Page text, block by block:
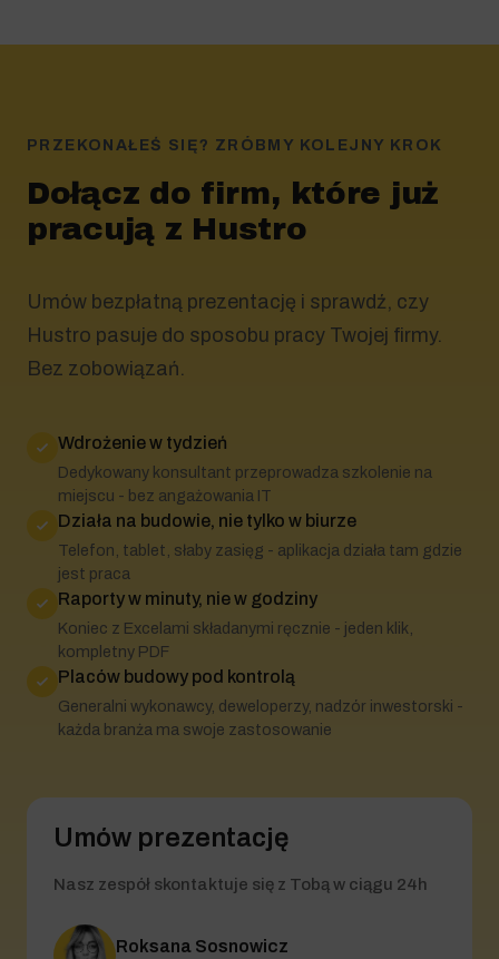
PRZEKONAŁEŚ SIĘ? ZRÓBMY KOLEJNY KROK
Dołącz do firm, które już
pracują z Hustro
Umów bezpłatną prezentację i sprawdź, czy
Hustro pasuje do sposobu pracy Twojej firmy.
Bez zobowiązań.
Wdrożenie w tydzień
Dedykowany konsultant przeprowadza szkolenie na
miejscu - bez angażowania IT
Działa na budowie, nie tylko w biurze
Telefon, tablet, słaby zasięg - aplikacja działa tam gdzie
jest praca
Raporty w minuty, nie w godziny
Koniec z Excelami składanymi ręcznie - jeden klik,
kompletny PDF
Placów budowy pod kontrolą
Generalni wykonawcy, deweloperzy, nadzór inwestorski -
każda branża ma swoje zastosowanie
Umów prezentację
Nasz zespół skontaktuje się z Tobą w ciągu 24h
Roksana Sosnowicz